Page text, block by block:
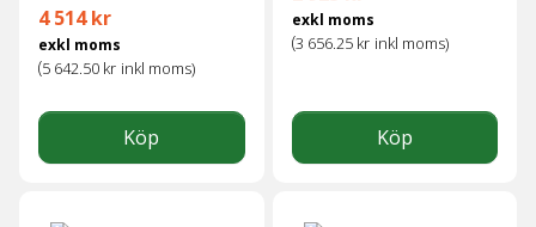
4 514kr
exkl moms
(5 642.50 kr inkl moms)
Köp
exkl moms
(3 656.25 kr inkl moms)
Köp